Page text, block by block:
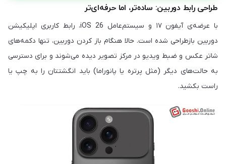
طراحی رابط دوربین: ساده‌تر، اما حرفه‌ای‌تر
با عرضه‌ی آیفون ۱۷ و سیستم‌عامل iOS 26، رابط کاربری اپلیکیشن
دوربین بازطراحی شده است. حالا هنگام باز کردن دوربین، تنها دکمه‌های
شاتر عکس و ضبط ویدیو در مرکز تصویر دیده می‌شوند و برای دسترسی
به حالت‌های دیگر (مثل پرتره یا پانوراما) باید انگشتتان را به چپ یا
راست بکشید.